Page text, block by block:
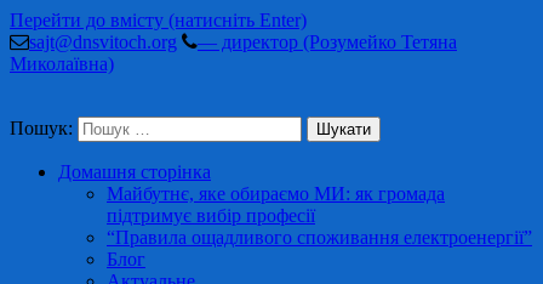
Перейти до вмісту (натисніть Enter)
sajt@dnsvitoch.org
— директор (Розумейко Тетяна
Миколаївна)
Пошук:
Домашня сторінка
Майбутнє, яке обираємо МИ: як громада
підтримує вибір професії
“Правила ощадливого споживання електроенергії”
Блог